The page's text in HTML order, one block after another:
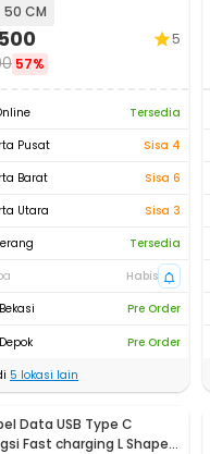
50 CM
57%
5
Tersedia
Pusat
Sisa 4
Barat
Sisa 6
Utara
Sisa 3
Tersedia
Habis
Pre Order
Pre Order
5 lokasi lain
Data USB Type C
Fast charging L Shape